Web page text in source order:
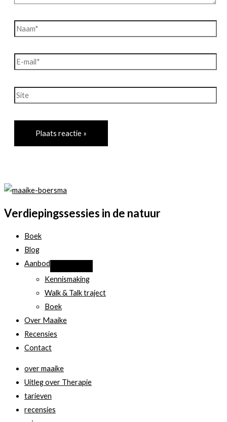
Naam*
E-
Site
Verdiepingssessies in de natuur
Boek
Blog
Aanbod
Kennismaking
Walk & Talk traject
Boek
Over Maaike
Recensies
Contact
over maaike
Uitleg over Therapie
tarieven
recensies